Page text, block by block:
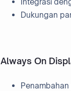
Dukungan
Always On